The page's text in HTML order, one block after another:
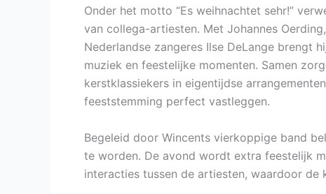
Onder het motto “Es weihnachtet sehr!”
van collega-artiesten. Met Johannes
Nederlandse zangeres Ilse DeLange brengt
muziek en feestelijke momenten. Samen
kerstklassiekers in eigentijdse
feeststemming perfect vastleggen.
Begeleid door Wincents vierkoppige band
te worden. De avond wordt extra feestelijk
interacties tussen de artiesten, waardoor